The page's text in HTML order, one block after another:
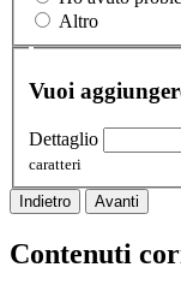
Altro
Vuoi
Dettaglio
caratteri
Indietro Avanti
Contenuti